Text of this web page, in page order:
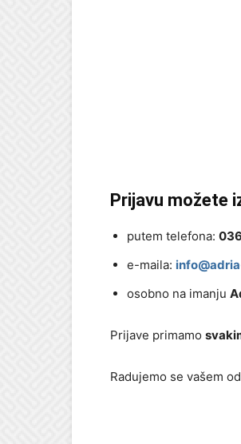
Prijavu možete
putem telefona:
e-maila:
osobno na imanju
Prijave primamo
Radujemo se vašem